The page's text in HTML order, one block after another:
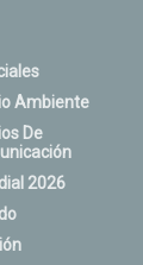
Ambiente
De
2026